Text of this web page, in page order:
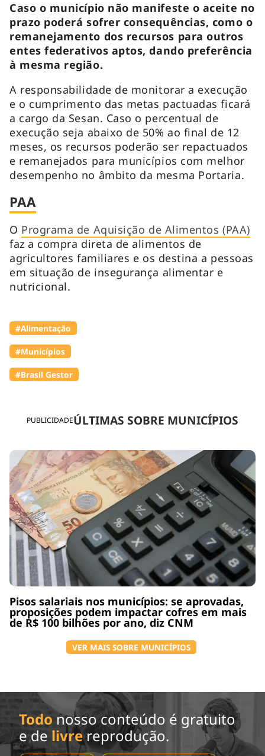
PUBLICIDADEÚLTIMAS SOBRE MUNICÍPIOS
Pisos salariais nos municípios: se aprovadas,
proposições podem impactar cofres em mais
de R$ 100 bilhões por ano, diz CNM
VER MAIS SOBRE MUNICÍPIOS
Caso o município não manifeste o aceite no
prazo poderá sofrer consequências, como o
remanejamento dos recursos para outros
entes federativos aptos, dando preferência
à mesma região.
A responsabilidade de monitorar a execução
e o cumprimento das metas pactuadas ficará
a cargo da Sesan. Caso o percentual de
execução seja abaixo de 50% ao final de 12
meses, os recursos poderão ser repactuados
e remanejados para municípios com melhor
desempenho no âmbito da mesma Portaria.
PAA
O Programa de Aquisição de Alimentos (PAA)
faz a compra direta de alimentos de
agricultores familiares e os destina a pessoas
em situação de insegurança alimentar e
nutricional.
#Alimentação
#Municípios
#Brasil Gestor
Todo nosso conteúdo é gratuito
e de livrereprodução.